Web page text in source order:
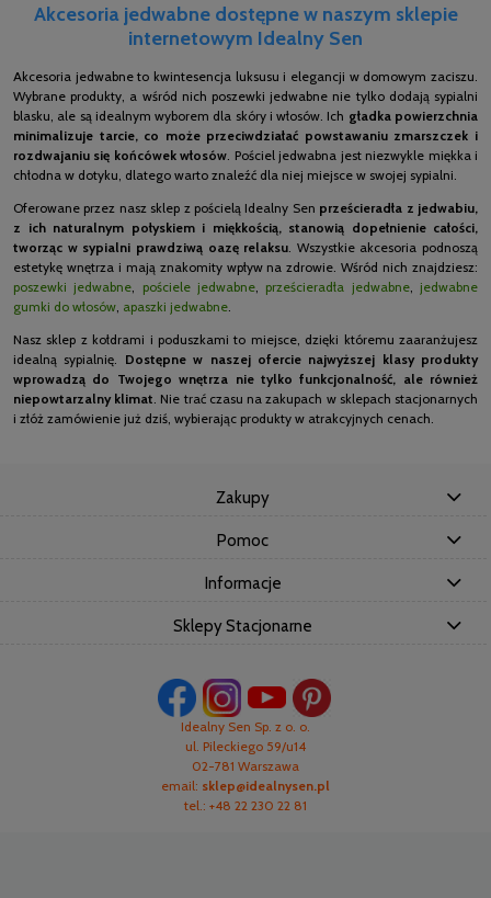
Akcesoria jedwabne dostępne w naszym sklepie
internetowym Idealny Sen
Akcesoria jedwabne to kwintesencja luksusu i elegancji w domowym zaciszu.
Wybrane produkty, a wśród nich poszewki jedwabne nie tylko dodają sypialni
blasku, ale są idealnym wyborem dla skóry i włosów. Ich gładka powierzchnia
minimalizuje tarcie, co może przeciwdziałać powstawaniu zmarszczek i
rozdwajaniu się końcówek włosów . Pościel jedwabna jest niezwykle miękka i
chłodna w dotyku, dlatego warto znaleźć dla niej miejsce w swojej sypialni.
Oferowane przez nasz sklep z pościelą Idealny Sen prześcieradła z jedwabiu,
z ich naturalnym połyskiem i miękkością, stanowią dopełnienie całości,
tworząc w sypialni prawdziwą oazę relaksu . Wszystkie akcesoria podnoszą
estetykę wnętrza i mają znakomity wpływ na zdrowie. Wśród nich znajdziesz:
poszewki jedwabne
pościele jedwabne prześcieradła jedwabne, jedwabne
gumki do włosów apaszki jedwabne
Nasz sklep z kołdrami i poduszkami to miejsce, dzięki któremu zaaranżujesz
idealną sypialnię. Dostępne w naszej ofercie najwyższej klasy produkty
wprowadzą do Twojego wnętrza nie tylko funkcjonalność, ale również
niepowtarzalny klimat . Nie trać czasu na zakupach w sklepach stacjonarnych
i złóż zamówienie już dziś, wybierając produkty w atrakcyjnych cenach.
Zakupy
Pomoc
Informacje
Sklepy Stacjonarne
Idealny Sen Sp. z o. o.
ul. Pileckiego 59/u14
02-781 Warszawa
email: sklep@idealnysen.pl
tel.: +48 22 230 22 81